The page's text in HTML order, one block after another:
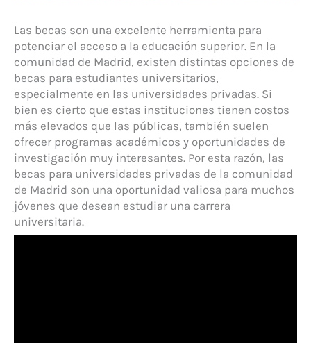
Las becas son una excelente herramienta para
potenciar el acceso a la educación superior. En la
comunidad de Madrid, existen distintas opciones de
becas para estudiantes universitarios,
especialmente en las universidades privadas. Si
bien es cierto que estas instituciones tienen costos
más elevados que las públicas, también suelen
ofrecer programas académicos y oportunidades de
investigación muy interesantes. Por esta razón, las
becas para universidades privadas de la comunidad
de Madrid son una oportunidad valiosa para muchos
jóvenes que desean estudiar una carrera
universitaria.